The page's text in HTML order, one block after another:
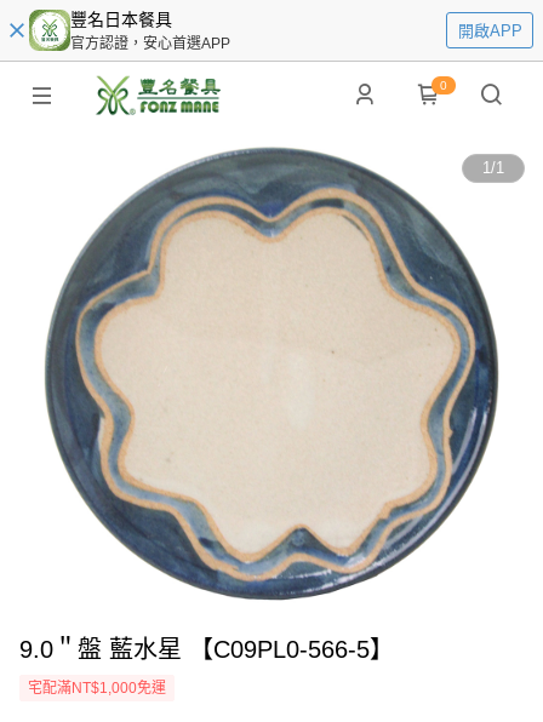
豐名日本餐具
官方認證，安心首選APP
開啟APP
0
1/1
9.0＂盤 藍水星 【C09PL0-566-5】
宅配滿NT$1,000免運